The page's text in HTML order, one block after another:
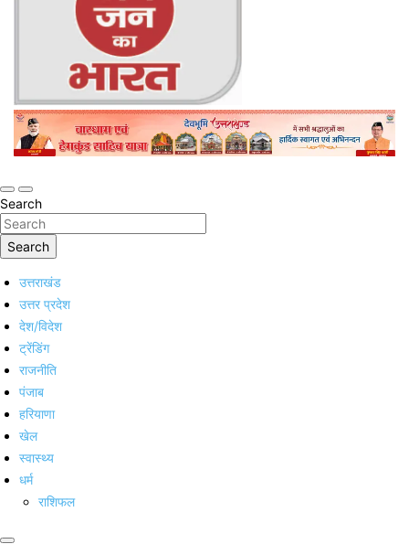
Jan Jan Ka Bharat
Online Trending Hindi News Website
Search
Search
उत्तराखंड
उत्तर प्रदेश
देश/विदेश
ट्रेंडिंग
राजनीति
पंजाब
हरियाणा
खेल
स्वास्थ्य
धर्म
राशिफल